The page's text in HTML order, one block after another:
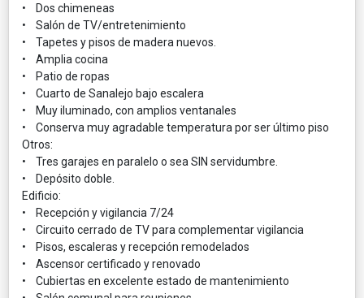
• Dos chimeneas
• Salón de TV/entretenimiento
• Tapetes y pisos de madera nuevos.
• Amplia cocina
• Patio de ropas
• Cuarto de Sanalejo bajo escalera
• Muy iluminado, con amplios ventanales
• Conserva muy agradable temperatura por ser último piso
Otros:
• Tres garajes en paralelo o sea SIN servidumbre.
• Depósito doble.
Edificio:
• Recepción y vigilancia 7/24
• Circuito cerrado de TV para complementar vigilancia
• Pisos, escaleras y recepción remodelados
• Ascensor certificado y renovado
• Cubiertas en excelente estado de mantenimiento